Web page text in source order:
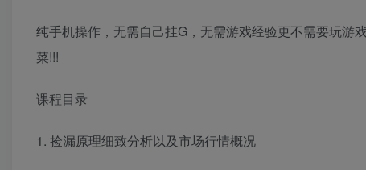
纯手机操作，无需自己挂G，无需游戏经验更不需要玩游
菜!!!
课程目录
1. 捡漏原理细致分析以及市场行情概况